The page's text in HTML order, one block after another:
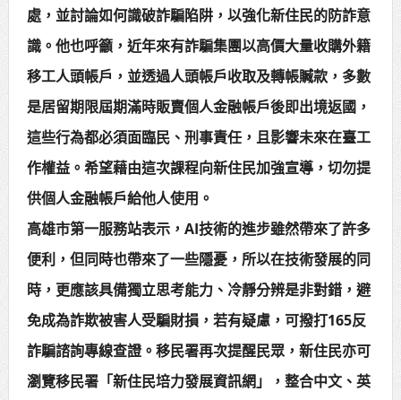
處，並討論如何識破詐騙陷阱，以強化新住民的防詐意
識。他也呼籲，近年來有詐騙集團以高價大量收購外籍
移工人頭帳戶，並透過人頭帳戶收取及轉帳贓款，多數
是居留期限屆期滿時販賣個人金融帳戶後即出境返國，
這些行為都必須面臨民、刑事責任，且影響未來在臺工
作權益。希望藉由這次課程向新住民加強宣導，切勿提
供個人金融帳戶給他人使用。
高雄市第一服務站表示，AI技術的進步雖然帶來了許多
便利，但同時也帶來了一些隱憂，所以在技術發展的同
時，更應該具備獨立思考能力、冷靜分辨是非對錯，避
免成為詐欺被害人受騙財損，若有疑慮，可撥打165反
詐騙諮詢專線查證。移民署再次提醒民眾，新住民亦可
瀏覽移民署「新住民培力發展資訊網」，整合中文、英